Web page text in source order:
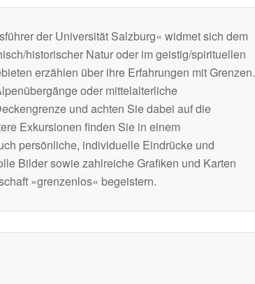
der Universität Salzburg« widmet sich dem
historischer Natur oder im geistig/spirituellen
erzählen über ihre Erfahrungen mit Grenzen.
oder mittelalterliche
und achten Sie dabei auf die
Exkursionen finden Sie in einem
persönliche, individuelle Eindrücke und
Bilder sowie zahlreiche Grafiken und Karten
»grenzenlos« begeistern.